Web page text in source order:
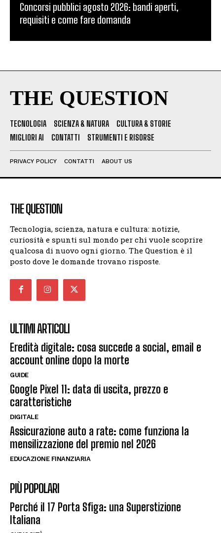
Concorsi pubblici agosto 2026: bandi aperti,
requisiti e come fare domanda
THE QUESTION
TECNOLOGIA SCIENZA & NATURA
CULTURA & STORIE
MIGLIORI AI
CONTATTI STRUMENTI E RISORSE
PRIVACY POLICY CONTATTI ABOUT US
THE QUESTION
Tecnologia, scienza, natura e cultura: notizie,
curiosità e spunti sul mondo per chi vuole scoprire
qualcosa di nuovo ogni giorno. The Question è il
posto dove le domande trovano risposte.
ULTIMI ARTICOLI
Eredità digitale: cosa succede a social, email e
account online dopo la morte
GUIDE
Google Pixel 11: data di uscita, prezzo e
caratteristiche
DIGITALE
Assicurazione auto a rate: come funziona la
mensilizzazione del premio nel 2026
EDUCAZIONE FINANZIARIA
PIÙ POPOLARI
Perché il 17 Porta Sfiga: una Superstizione
Italiana